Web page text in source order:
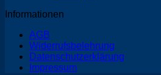
Informationen
AGB
Widerrufsbelehrung
Datenschutzerklärung
Impressum